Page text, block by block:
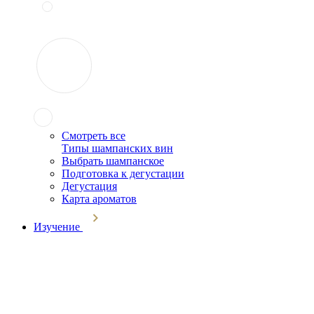
Смотреть все
Типы шампанских вин
Выбрать шампанское
Подготовка к дегустации
Дегустация
Карта ароматов
Изучение